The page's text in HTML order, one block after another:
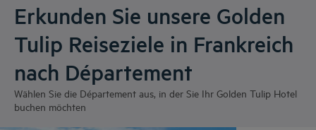
Erkunden Sie unsere Golden
Tulip Reiseziele in Frankreich
nach Département
Wählen Sie die Département aus, in der Sie Ihr Golden Tulip Hotel
buchen möchten